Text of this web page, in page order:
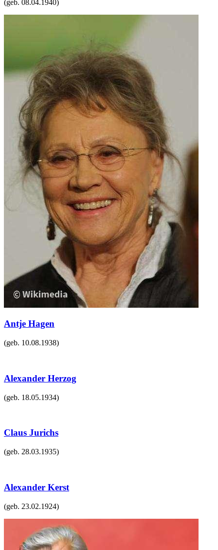
(geb. 08.04.1940)
Antje Hagen
(geb. 10.08.1938)
Alexander Herzog
(geb. 18.05.1934)
Claus Jurichs
(geb. 28.03.1935)
Alexander Kerst
(geb. 23.02.1924)